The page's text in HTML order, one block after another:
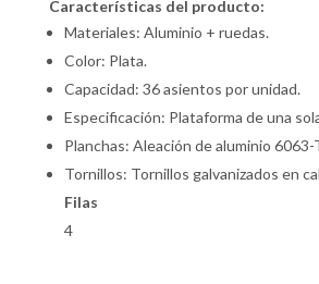
Características del producto:
Materiales: Aluminio + ruedas.
Color: Plata.
Capacidad: 36 asientos por unidad.
Especificación: Plataforma de una
Planchas: Aleación de aluminio 6063-
Tornillos: Tornillos galvanizados en
Filas
4